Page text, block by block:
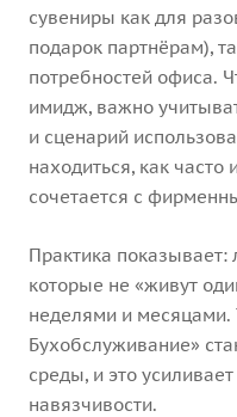
сувениры как для
подарок партнёрам),
потребностей офиса.
имидж, важно
и сценарий
находиться, как часто
сочетается с
Практика
которые не «живут
неделями и месяцами.
Бухобслуживание»
среды, и это
навязчивости.